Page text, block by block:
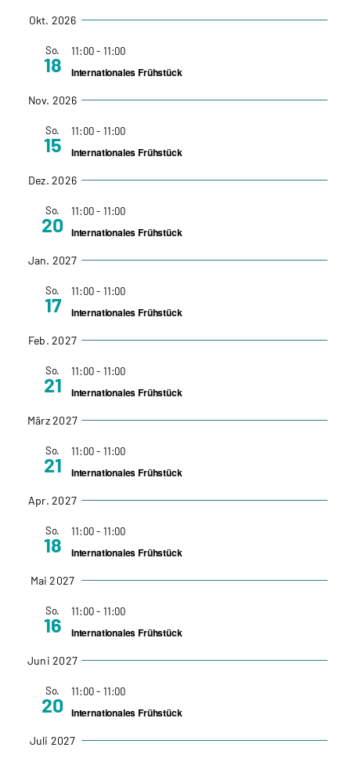
Okt. 2026
So.
18
11:00- 11:00
Internationales Frühstück
Nov. 2026
So.
15
11:00- 11:00
Internationales Frühstück
Dez. 2026
So.
20
11:00- 11:00
Internationales Frühstück
Jan. 2027
So.
17
11:00- 11:00
Internationales Frühstück
Feb. 2027
So.
21
11:00- 11:00
Internationales Frühstück
März 2027
So.
21
11:00- 11:00
Internationales Frühstück
Apr. 2027
So.
18
11:00- 11:00
Internationales Frühstück
Mai 2027
So.
16
11:00- 11:00
Internationales Frühstück
Juni 2027
So.
20
11:00- 11:00
Internationales Frühstück
Juli 2027